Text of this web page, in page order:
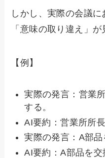
しかし、実際の会議
「意味の取り違え」が
【例】
実際の発言：営業
する。
AI要約：営業所所
実際の発言：A部
AI要約：A部品を